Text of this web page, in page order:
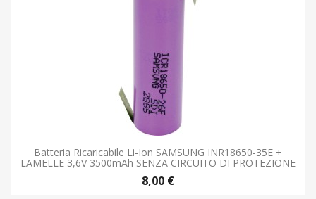
Batteria Ricaricabile Li-Ion SAMSUNG INR18650-35E +
LAMELLE 3,6V 3500mAh SENZA CIRCUITO DI PROTEZIONE
8,00 €